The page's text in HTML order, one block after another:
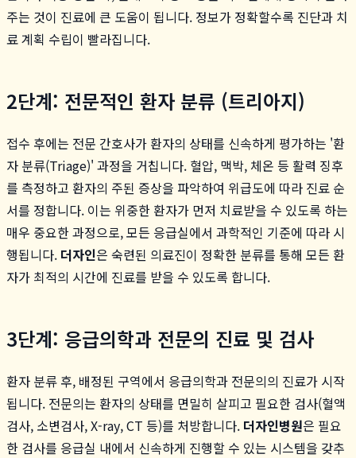
주는 것이 진료에 큰 도움이 됩니다. 정보가 정확할수록 진단과 치
료 계획 수립이 빨라집니다.
2단계: 전문적인 환자 분류 (트리아지)
접수 후에는 전문 간호사가 환자의 상태를 신속하게 평가하는 '환
자 분류(Triage)' 과정을 거칩니다. 혈압, 맥박, 체온 등 활력 징후
를 측정하고 환자의 주된 증상을 파악하여 위급도에 따라 진료 순
서를 정합니다. 이는 위중한 환자가 먼저 치료받을 수 있도록 하는
매우 중요한 과정으로, 모든 응급실에서 과학적인 기준에 따라 시
행됩니다. 더자인은 숙련된 의료진이 정확한 분류를 통해 모든 환
자가 최적의 시간에 진료를 받을 수 있도록 합니다.
3단계: 응급의학과 전문의 진료 및 검사
환자 분류 후, 배정된 구역에서 응급의학과 전문의의 진료가 시작
됩니다. 전문의는 환자의 상태를 면밀히 살피고 필요한 검사(혈액
검사, 소변검사, X-ray, CT 등)를 처방합니다. 더자인병원은 필요
한 검사를 응급실 내에서 신속하게 진행할 수 있는 시스템을 갖추